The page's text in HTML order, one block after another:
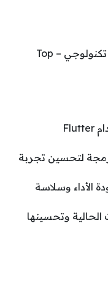
الإمارات في شركة: توب ماكس تكنولوجي – Top
تطوير تطبيقات موبايل باستخدام Flutter
لتحسين تجربة
الأداء وسلاسة
وتحسينها